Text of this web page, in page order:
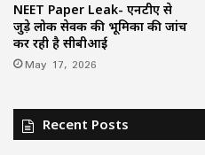
NEET Paper Leak- एनटीए से
जुड़े लोक सेवक की भूमिका की जांच
कर रही है सीबीआई
May 17, 2026
Recent Posts